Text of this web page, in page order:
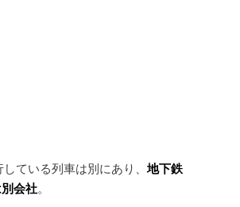
している列車は別にあり、地下鉄
会社。